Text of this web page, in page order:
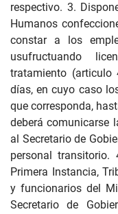
respectivo. 3.
Humanos
constar a los
usufructuando
tratamiento
días, en cuyo caso
que corresponda,
deberá comunicarse
al Secretario de
personal
Primera Instancia,
y funcionarios del
Secretario de